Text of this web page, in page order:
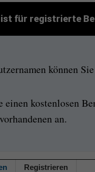
für registrierte
können
einen kostenlosen
an.
Registrieren